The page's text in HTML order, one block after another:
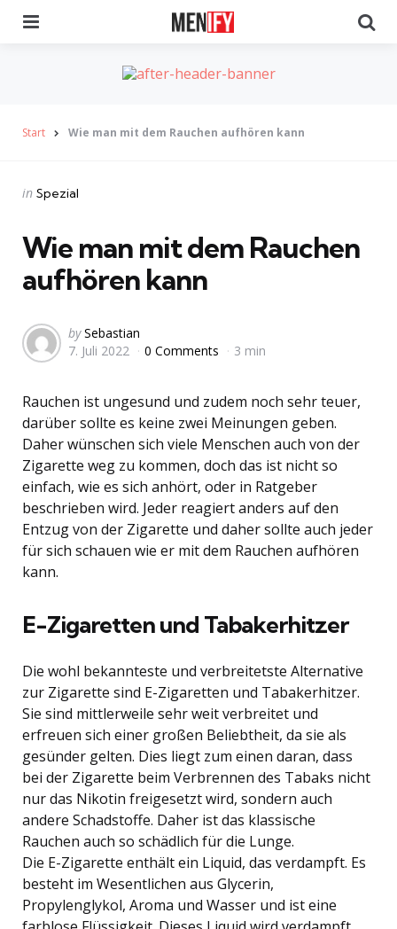
Start Wie man mit dem Rauchen aufhören kann
Categories
Posted
in Spezial
Wie man mit dem Rauchen
aufhören kann
Posted
by
by Sebastian
7. Juli 2022
0 Comments 3 min
Rauchen ist ungesund und zudem noch sehr teuer,
darüber sollte es keine zwei Meinungen geben.
Daher wünschen sich viele Menschen auch von der
Zigarette weg zu kommen, doch das ist nicht so
einfach, wie es sich anhört, oder in Ratgeber
beschrieben wird. Jeder reagiert anders auf den
Entzug von der Zigarette und daher sollte auch jeder
für sich schauen wie er mit dem Rauchen aufhören
kann.
E-Zigaretten und Tabakerhitzer
Die wohl bekannteste und verbreitetste Alternative
zur Zigarette sind E-Zigaretten und Tabakerhitzer.
Sie sind mittlerweile sehr weit verbreitet und
erfreuen sich einer großen Beliebtheit, da sie als
gesünder gelten. Dies liegt zum einen daran, dass
bei der Zigarette beim Verbrennen des Tabaks nicht
nur das Nikotin freigesetzt wird, sondern auch
andere Schadstoffe. Daher ist das klassische
Rauchen auch so schädlich für die Lunge.
Die E-Zigarette enthält ein Liquid, das verdampft. Es
besteht im Wesentlichen aus Glycerin,
Propylenglykol, Aroma und Wasser und ist eine